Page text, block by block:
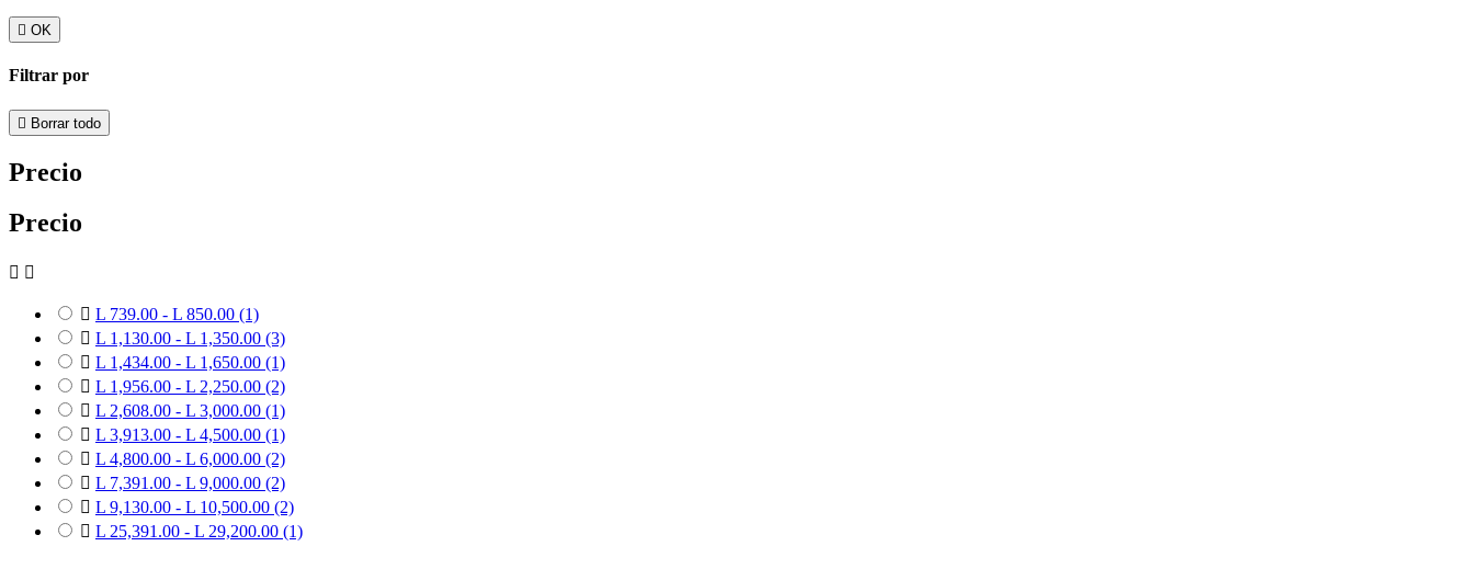
 OK
Filtrar por
 Borrar todo
Precio
Precio
 
 L 739.00 - L 850.00 (1)
 L 1,130.00 - L 1,350.00 (3)
 L 1,434.00 - L 1,650.00 (1)
 L 1,956.00 - L 2,250.00 (2)
 L 2,608.00 - L 3,000.00 (1)
 L 3,913.00 - L 4,500.00 (1)
 L 4,800.00 - L 6,000.00 (2)
 L 7,391.00 - L 9,000.00 (2)
 L 9,130.00 - L 10,500.00 (2)
 L 25,391.00 - L 29,200.00 (1)